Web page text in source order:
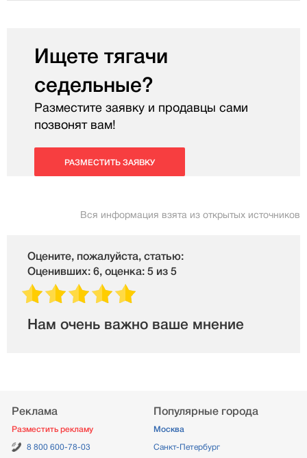
Ищете тягачи
седельные?
Разместите заявку и продавцы сами
позвонят вам!
РАЗМЕСТИТЬ ЗАЯВКУ
Вся информация взята из открытых источников
Оцените, пожалуйста, статью:
Оценивших: 6, оценка: 5 из 5
Нам очень важно ваше мнение
Реклама
Разместить рекламу
8 800 600-78-03
Популярные города
Москва
Санкт-Петербург